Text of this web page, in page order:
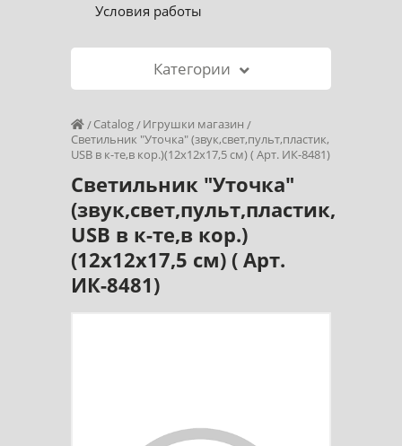
Условия работы
Категории
Catalog
Игрушки магазин
Светильник "Уточка" (звук,свет,пульт,пластик,
USB в к-те,в кор.)(12x12x17,5 cм) ( Арт. ИК-8481)
Светильник "Уточка"
(звук,свет,пульт,пластик,
USB в к-те,в кор.)
(12x12x17,5 cм) ( Арт.
ИК-8481)